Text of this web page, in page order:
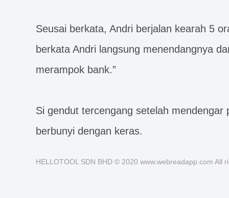
Seusai berkata, Andri berjalan kearah 5
berkata Andri langsung menendangnya
merampok bank.”
Si gendut tercengang setelah
berbunyi dengan keras.
HELLOTOOL SDN BHD © 2020 www.webreadapp.com All